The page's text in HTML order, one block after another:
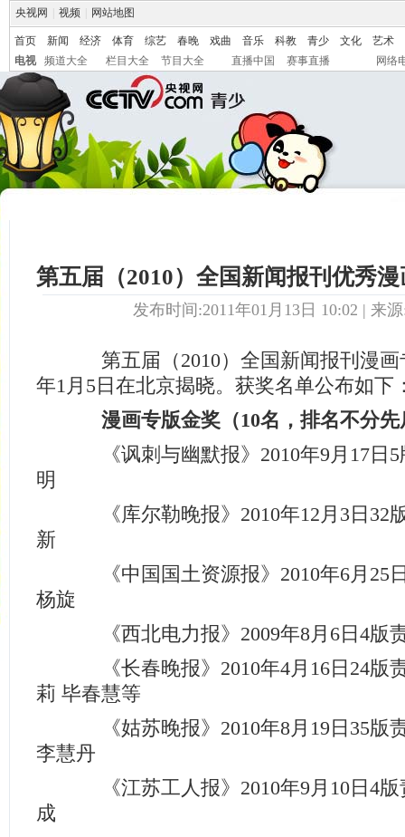
央视网 视频 网站地图
首页 新闻 经济 体育 综艺 春晚 戏曲 音乐 科教 青少 文化
艺术
电视
频道大全 栏目大全 节目大全 直播中国 赛事直播 网络
第五届（2010）全国新闻报刊优秀
发布时间:2011年01月13日 10:02 | 来
第五届（2010）全国新闻报刊漫画
年1月5日在北京揭晓。获奖名单公布如下
漫画专版金奖（10名，排名不分先
《讽刺与幽默报》2010年9月17日5
明
《库尔勒晚报》2010年12月3日32
新
《中国国土资源报》2010年6月25
杨旋
《西北电力报》2009年8月6日4版
《长春晚报》2010年4月16日24版
莉 毕春慧等
《姑苏晚报》2010年8月19日35版
李慧丹
《江苏工人报》2010年9月10日4版
成